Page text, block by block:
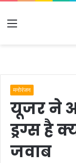
Menu
मनोरंजन
यूजर ने
ड्रग्स है
जवाब